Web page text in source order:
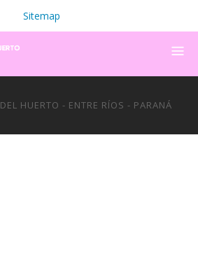
Sitemap
HUERTO - ENTRE RÍOS - PARANÁ